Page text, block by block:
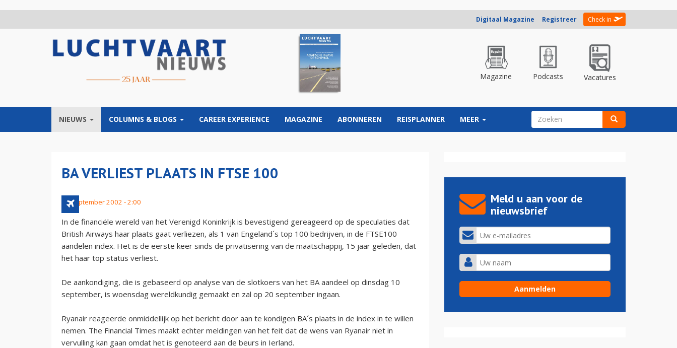
Digitaal Magazine Registreer Check in
Magazine Podcasts Vacatures
NIEUWS COLUMNS & BLOGS CAREER EXPERIENCE MAGAZINE ABONNEREN REISPLANNER MEER ZOEKVELD
BA VERLIEST PLAATS IN FTSE 100
13 september 2002 - 2:00
In de financiële wereld van het Verenigd Koninkrijk is bevestigend gereageerd op de speculaties dat
British Airways haar plaats gaat verliezen, als 1 van Engeland´s top 100 bedrijven, in de FTSE100
aandelen index. Het is de eerste keer sinds de privatisering van de maatschappij, 15 jaar geleden, dat
het haar top status verliest.
De aankondiging, die is gebaseerd op analyse van de slotkoers van het BA aandeel op dinsdag 10
september, is woensdag wereldkundig gemaakt en zal op 20 september ingaan.
Ryanair reageerde onmiddellijk op het bericht door aan te kondigen BA´s plaats in de index in te willen
nemen. The Financial Times maakt echter meldingen van het feit dat de wens van Ryanair niet in
vervulling kan gaan omdat het is genoteerd aan de beurs in Ierland.
Meld u aan voor de
nieuwsbrief